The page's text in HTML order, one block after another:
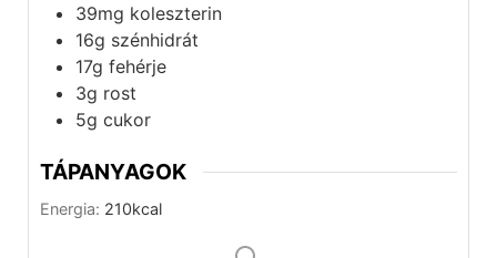
39mg koleszterin
16g szénhidrát
17g fehérje
3g rost
5g cukor
TÁPANYAGOK
Energia: 210kcal